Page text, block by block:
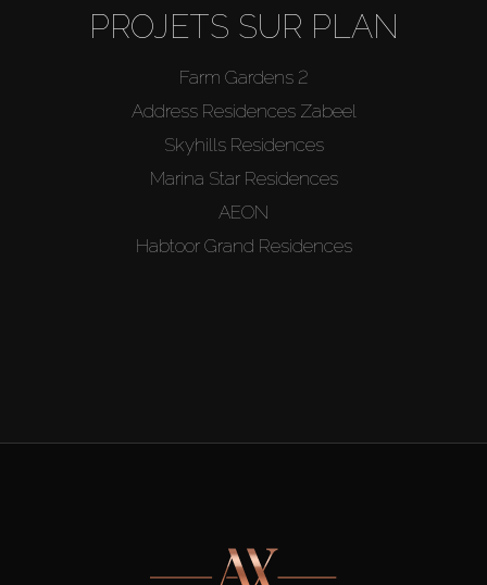
PROJETS SUR PLAN
Farm Gardens 2
Address Residences Zabeel
Skyhills Residences
Marina Star Residences
AEON
Habtoor Grand Residences